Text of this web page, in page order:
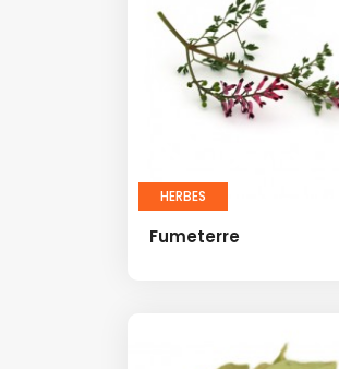
HERBES
Fumeterre